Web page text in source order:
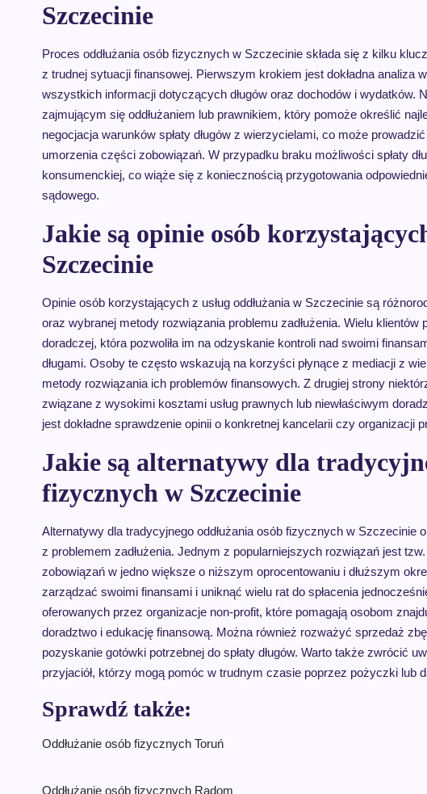
Szczecinie
Proces oddłużania osób fizycznych w Szczecinie składa się z kilku
z trudnej sytuacji finansowej. Pierwszym krokiem jest dokładna analiza
wszystkich informacji dotyczących długów oraz dochodów i wydatków.
zajmującym się oddłużaniem lub prawnikiem, który pomoże określić
negocjacja warunków spłaty długów z wierzycielami, co może
umorzenia części zobowiązań. W przypadku braku możliwości spłaty
konsumenckiej, co wiąże się z koniecznością przygotowania
sądowego.
Jakie są opinie osób
Szczecinie
Opinie osób korzystających z usług oddłużania w Szczecinie są
oraz wybranej metody rozwiązania problemu zadłużenia. Wielu
doradczej, która pozwoliła im na odzyskanie kontroli nad swoimi
długami. Osoby te często wskazują na korzyści płynące z mediacji z
metody rozwiązania ich problemów finansowych. Z drugiej strony
związane z wysokimi kosztami usług prawnych lub niewłaściwym
jest dokładne sprawdzenie opinii o konkretnej kancelarii czy organizacji
Jakie są alternatywy dla
fizycznych w Szczecinie
Alternatywy dla tradycyjnego oddłużania osób fizycznych w Szczecinie
z problemem zadłużenia. Jednym z popularniejszych rozwiązań jest
zobowiązań w jedno większe o niższym oprocentowaniu i dłuższym
zarządzać swoimi finansami i uniknąć wielu rat do spłacenia
oferowanych przez organizacje non-profit, które pomagają osobom
doradztwo i edukację finansową. Można również rozważyć sprzedaż
pozyskanie gotówki potrzebnej do spłaty długów. Warto także zwrócić
przyjaciół, którzy mogą pomóc w trudnym czasie poprzez pożyczki lub
Sprawdź także:
Oddłużanie osób fizycznych Toruń
Oddłużanie osób fizycznych Radom